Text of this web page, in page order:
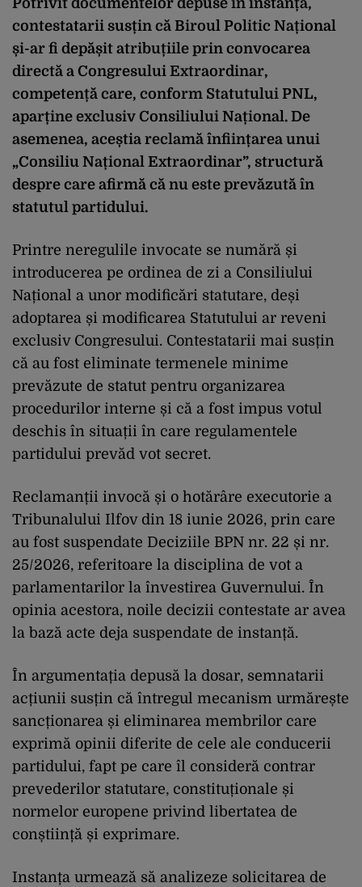
contestatarii susțin că Biroul Politic Național
și-ar fi depășit atribuțiile prin convocarea
directă a Congresului Extraordinar,
competență care, conform Statutului PNL,
aparține exclusiv Consiliului Național. De
asemenea, aceștia reclamă înființarea unui
„Consiliu Național Extraordinar”, structură
despre care afirmă că nu este prevăzută în
statutul partidului.
Printre neregulile invocate se numără și
introducerea pe ordinea de zi a Consiliului
Național a unor modificări statutare, deși
adoptarea și modificarea Statutului ar reveni
exclusiv Congresului. Contestatarii mai susțin
că au fost eliminate termenele minime
prevăzute de statut pentru organizarea
procedurilor interne și că a fost impus votul
deschis în situații în care regulamentele
partidului prevăd vot secret.
Reclamanții invocă și o hotărâre executorie a
Tribunalului Ilfov din 18 iunie 2026, prin care
au fost suspendate Deciziile BPN nr. 22 și nr.
25/2026, referitoare la disciplina de vot a
parlamentarilor la învestirea Guvernului. În
opinia acestora, noile decizii contestate ar avea
la bază acte deja suspendate de instanță.
În argumentația depusă la dosar, semnatarii
acțiunii susțin că întregul mecanism urmărește
sancționarea și eliminarea membrilor care
exprimă opinii diferite de cele ale conducerii
partidului, fapt pe care îl consideră contrar
prevederilor statutare, constituționale și
normelor europene privind libertatea de
conștiință și exprimare.
Instanța urmează să analizeze solicitarea de